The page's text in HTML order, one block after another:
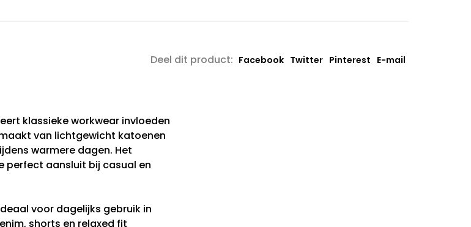
Deel dit product: Facebook Twitter Pinterest E-mail
klassieke workwear invloeden
van lichtgewicht katoenen
warmere dagen. Het
perfect aansluit bij casual en
voor dagelijks gebruik in
shorts en relaxed fit